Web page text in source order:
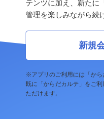
テンツに加え、新たに
管理を楽しみながら続
新規
※アプリのご利用には「から
既に「からだカルテ」をご
ただけます。